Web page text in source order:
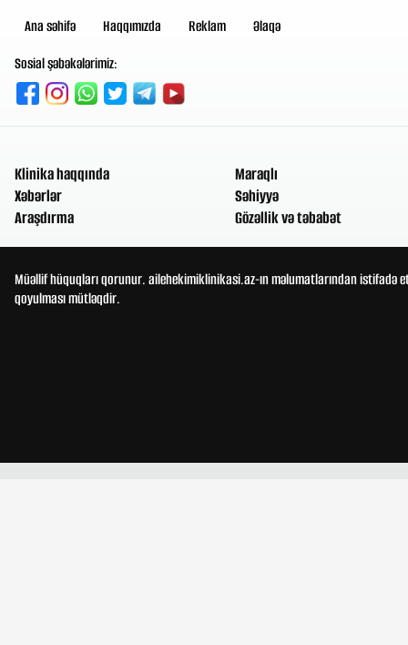
Ana səhifə Haqqımızda Reklam
Əlaqə
Sosial şəbəkələrimiz:
Klinika haqqında
Xəbərlər
Araşdırma
Maraqlı
Səhiyyə
Gözəllik və təbabət
Müəllif hüquqları qorunur. ailehekimiklinikasi.az-ın məlumatlarından
qoyulması mütləqdir.